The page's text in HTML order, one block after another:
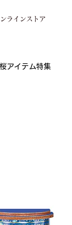
ラインストア
桜アイテム特集